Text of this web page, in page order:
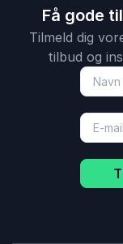
Få gode
Tilmeld dig
tilbud og